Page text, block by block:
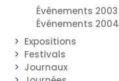
Événements 2003
Événements 2004
Expositions
Festivals
Journaux